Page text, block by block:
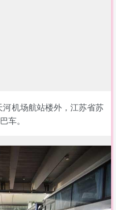
机场航站楼外，江苏省苏
车。